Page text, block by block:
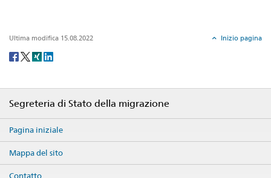
Ultima modifica 15.08.2022 Inizio pagina
Social
Segreteria di Stato della migrazione
Pagina iniziale
Mappa del sito
Contatto